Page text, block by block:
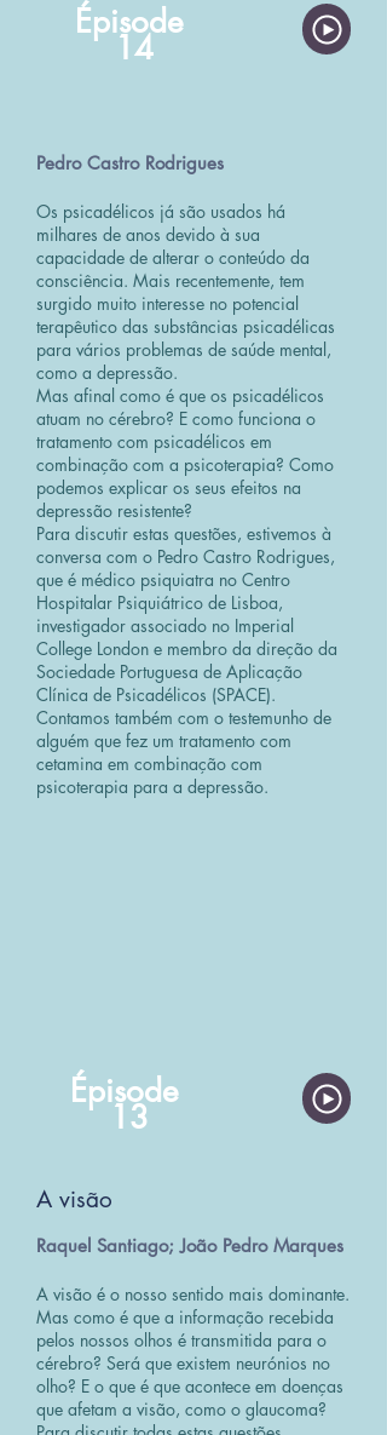
Pedro Castro Rodrigues
Os psicadélicos já são usados há
milhares de anos devido à sua
capacidade de alterar o conteúdo da
consciência. Mais recentemente, tem
surgido muito interesse no potencial
terapêutico das substâncias psicadélicas
para vários problemas de saúde mental,
como a depressão.
Mas afinal como é que os psicadélicos
atuam no cérebro? E como funciona o
tratamento com psicadélicos em
combinação com a psicoterapia? Como
podemos explicar os seus efeitos na
depressão resistente?
Para discutir estas questões, estivemos à
conversa com o Pedro Castro Rodrigues,
que é médico psiquiatra no Centro
Hospitalar Psiquiátrico de Lisboa,
investigador associado no Imperial
College London e membro da direção da
Sociedade Portuguesa de Aplicação
Clínica de Psicadélicos (SPACE).
Contamos também com o testemunho de
alguém que fez um tratamento com
cetamina em combinação com
psicoterapia para a depressão.
Épisode
14
A visão
Raquel Santiago; João Pedro Marques
A visão é o nosso sentido mais dominante.
Mas como é que a informação recebida
pelos nossos olhos é transmitida para o
cérebro? Será que existem neurónios no
olho? E o que é que acontece em doenças
que afetam a visão, como o glaucoma?
Épisode
13